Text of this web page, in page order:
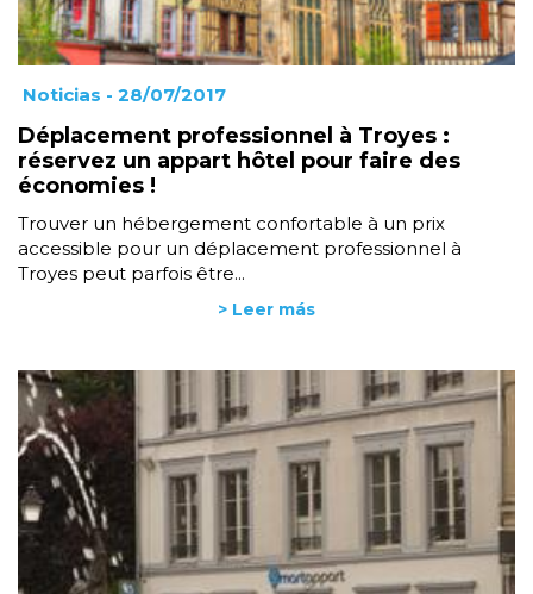
Noticias - 28/07/2017
Déplacement professionnel à Troyes :
réservez un appart hôtel pour faire des
économies !
Trouver un hébergement confortable à un prix
accessible pour un déplacement professionnel à
Troyes peut parfois être...
> Leer más